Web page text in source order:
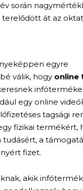
során
át az
egyre
válik, hogy online
egy online
tagsági
fizikai termékért,
a
fizet.
akik